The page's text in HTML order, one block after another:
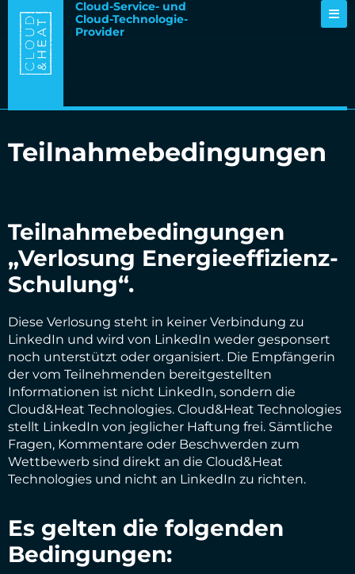
Cloud-Service- und
Cloud-Technologie-
Provider
Teilnahmebedingungen
Teilnahmebedingungen
„Verlosung Energieeffizienz-
Schulung“.
Diese Verlosung steht in keiner Verbindung zu
LinkedIn und wird von LinkedIn weder gesponsert
noch unterstützt oder organisiert. Die Empfängerin
der vom Teilnehmenden bereitgestellten
Informationen ist nicht LinkedIn, sondern die
Cloud&Heat Technologies. Cloud&Heat Technologies
stellt LinkedIn von jeglicher Haftung frei. Sämtliche
Fragen, Kommentare oder Beschwerden zum
Wettbewerb sind direkt an die Cloud&Heat
Technologies und nicht an LinkedIn zu richten.
Es gelten die folgenden
Bedingungen: